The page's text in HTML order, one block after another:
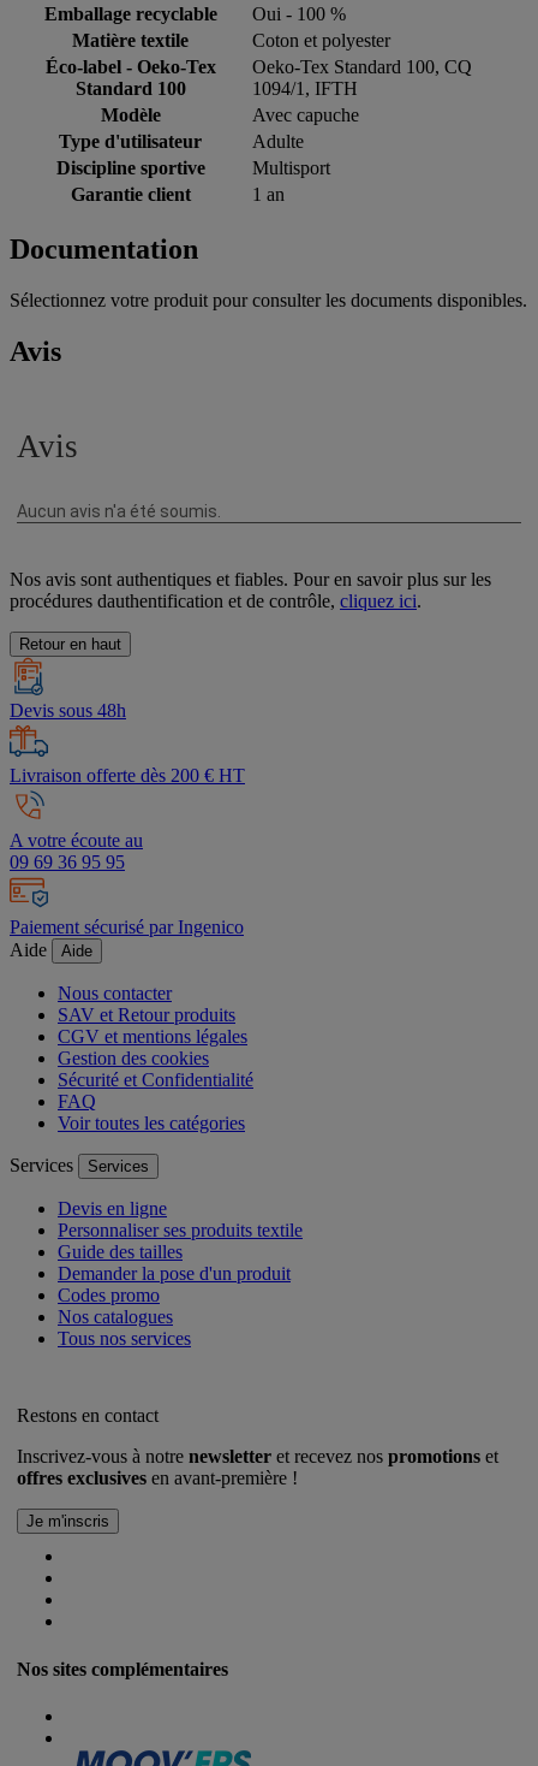
Emballage recyclable
Oui - 100 %
Matière textile
Coton et polyester
Éco-label - Oeko-Tex
Standard 100
Oeko-Tex Standard 100, CQ
1094/1, IFTH
Modèle
Avec capuche
Type d'utilisateur
Adulte
Discipline sportive
Multisport
Garantie client
1 an
Documentation
Sélectionnez votre produit pour consulter les documents disponibles.
Avis
Nos avis sont authentiques et fiables. Pour en savoir plus sur les
procédures dauthentification et de contrôle, cliquez ici.
Retour en haut
Devis sous 48h
Livraison offerte dès 200 € HT
A votre écoute au
09 69 36 95 95
Paiement sécurisé par Ingenico
Aide
Aide
Nous contacter
SAV et Retour produits
CGV et mentions légales
Gestion des cookies
Sécurité et Confidentialité
FAQ
Voir toutes les catégories
Services Services
Devis en ligne
Personnaliser ses produits textile
Guide des tailles
Demander la pose d'un produit
Codes promo
Nos catalogues
Tous nos services
Restons en contact
Inscrivez-vous à notre newsletter et recevez nos promotions et
offres exclusives en avant-première !
Nos sites complémentaires